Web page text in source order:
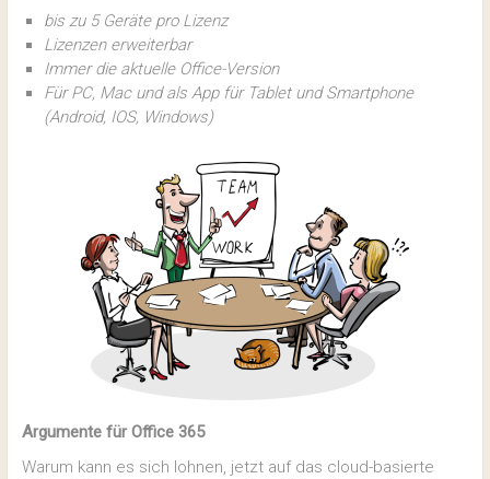
bis zu 5 Geräte pro Lizenz
Lizenzen erweiterbar
Immer die aktuelle Office-Version
Für PC, Mac und als App für Tablet und Smartphone
(Android, IOS, Windows)
Argumente für Office 365
Warum kann es sich lohnen, jetzt auf das cloud-basierte